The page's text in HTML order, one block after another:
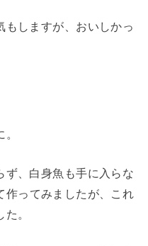
もしますが、おいしかっ
ず、白身魚も手に入らな
作ってみましたが、これ
。